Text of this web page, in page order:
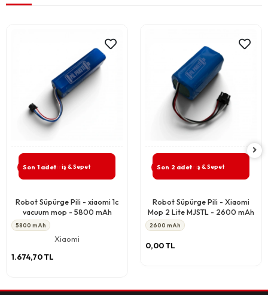
Son 1 adetGiriş & Sepet
Robot Süpürge Pili - xiaomi 1c
vacuum mop - 5800 mAh
5800 mAh
Xiaomi
1.674,70 TL
Son 2 adetGiriş & Sepet
Robot Süpürge Pili - Xiaomi
Mop 2 Lite MJSTL - 2600 mAh
2600 mAh
0,00 TL